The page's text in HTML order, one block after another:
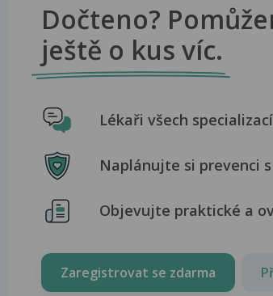
Dočteno?
ještě o kus víc.
Lékaři všech
Naplánujte si prevenci
Objevujte praktické a
Zaregistrovat se zdarma